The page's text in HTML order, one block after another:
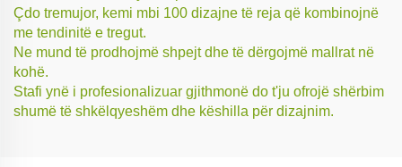
Çdo tremujor, kemi mbi 100 dizajne të reja që kombinojnë
me tendinitë e tregut.
Ne mund të prodhojmë shpejt dhe të dërgojmë mallrat në
kohë.
Stafi ynë i profesionalizuar gjithmonë do t'ju ofrojë shërbim
shumë të shkëlqyeshëm dhe këshilla për dizajnim.